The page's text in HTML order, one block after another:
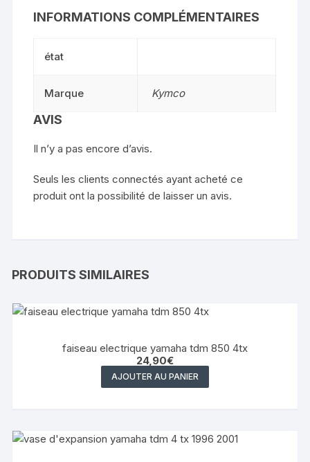
INFORMATIONS COMPLÉMENTAIRES
état
Marque Kymco
AVIS
Il n’y a pas encore d’avis.
Seuls les clients connectés ayant acheté ce
produit ont la possibilité de laisser un avis.
PRODUITS SIMILAIRES
faiseau electrique yamaha tdm 850 4tx
24,90€
AJOUTER AU PANIER